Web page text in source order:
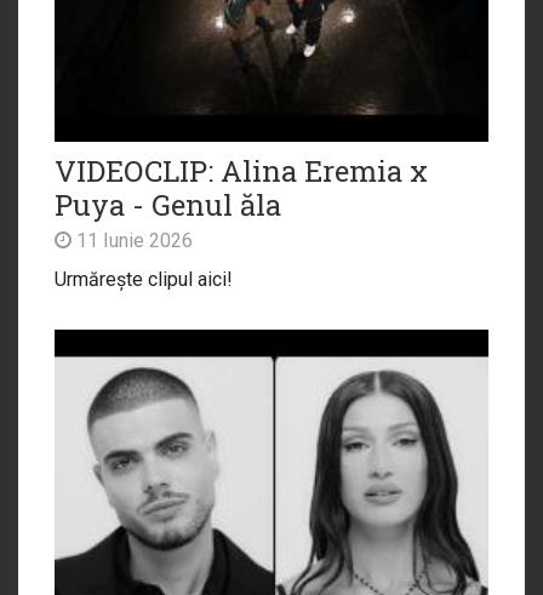
VIDEOCLIP: Alina Eremia x
Puya - Genul ăla
11 Iunie 2026
Urmărește clipul aici!